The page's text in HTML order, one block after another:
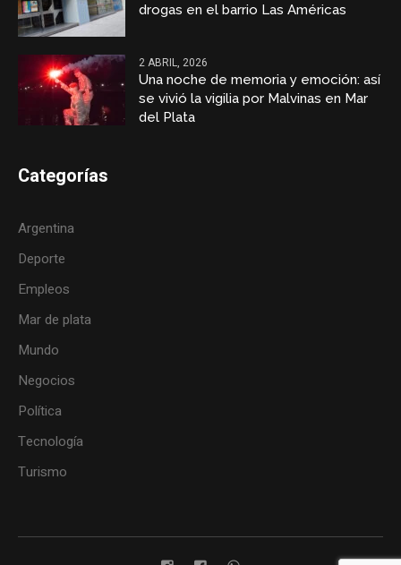
drogas en el barrio Las Américas
2 ABRIL, 2026
Una noche de memoria y emoción: así
se vivió la vigilia por Malvinas en Mar
del Plata
Categorías
Argentina
Deporte
Empleos
Mar de plata
Mundo
Negocios
Política
Tecnología
Turismo